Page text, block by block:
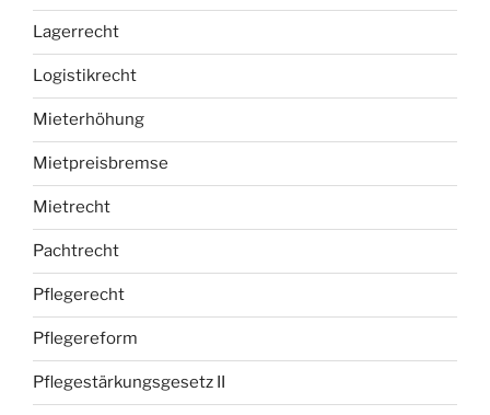
Lagerrecht
Logistikrecht
Mieterhöhung
Mietpreisbremse
Mietrecht
Pachtrecht
Pflegerecht
Pflegereform
Pflegestärkungsgesetz II